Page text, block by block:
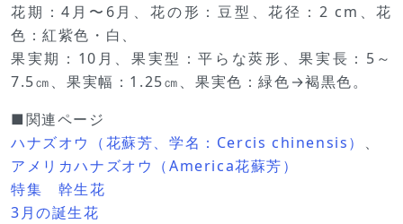
花期：4月〜6月、花の形：豆型、花径：2 cm、花
色：紅紫色・白、
果実期：10月、果実型：平らな莢形、果実長：5～
7.5㎝、果実幅：1.25㎝、果実色：緑色→褐黒色。
■関連ページ
ハナズオウ（花蘇芳、学名：Cercis chinensis） 、
アメリカハナズオウ（America花蘇芳）
特集 幹生花
3月の誕生花